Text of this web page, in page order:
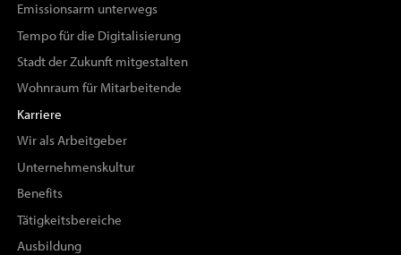
Emissionsarm unterwegs
Tempo für die Digitalisierung
Stadt der Zukunft mitgestalten
Wohnraum für Mitarbeitende
Karriere
Wir als Arbeitgeber
Unternehmenskultur
Benefits
Tätigkeitsbereiche
Ausbildung